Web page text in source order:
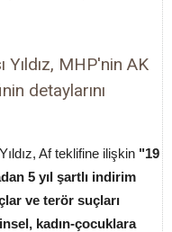
Yıldız, MHP'nin AK
detaylarını
Af teklifine ilişkin "19
5 yıl şartlı indirim
ve terör suçları
kadın-çocuklara